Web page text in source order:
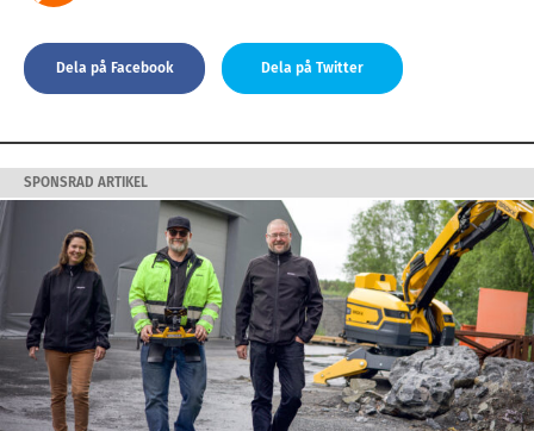
Dela på Facebook Dela på Twitter
SPONSRAD ARTIKEL